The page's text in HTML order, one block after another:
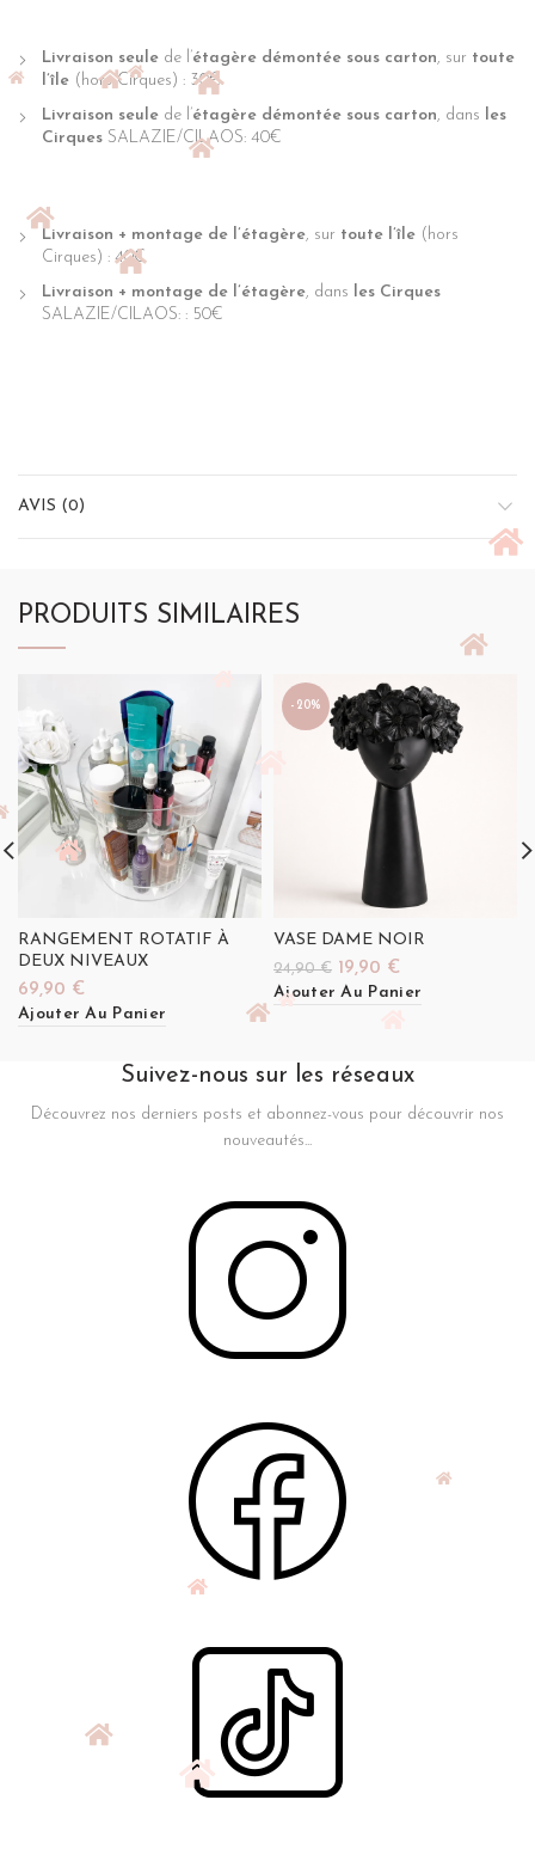
Livraison seule de l’ étagère démontée sous carton, sur toute
l’île (hors Cirques) : 30€
Livraison seule de l’ étagère démontée sous carton, dans les
Cirques SALAZIE/CILAOS: 40€
Livraison + montage de l’étagère, sur toute l’île (hors
Cirques) : 40€
Livraison + montage de l’étagère, dans les Cirques
SALAZIE/CILAOS: : 50€
AVIS (0)
PRODUITS SIMILAIRES
RANGEMENT ROTATIF À
DEUX NIVEAUX
69,90 €
Ajouter Au Panier
-20%
VASE DAME NOIR
24,90€ Le
prix
19,90 €Le
prix
Ajouter Au Panier
Suivez-nous sur les réseaux
Découvrez nos derniers posts et abonnez-vous pour découvrir nos
nouveautés...